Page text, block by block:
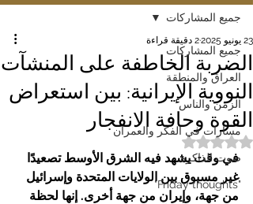
جميع المشاركات
العراق والمنطقة
الزمن والناس
مسارات في الفكر والعمران
صوت الذاكرة
"Friday thoughts"
جميع المشاركات
الضربة الخاطفة على المنشآت
النووية الإيرانية: بين استعراض
القوة وحافة الانفجار
23 يونيو 2025 2 دقيقة قراءة
تم التقييم بـ ليس رقمًا من أصل 5 نجوم.
في وقت يشهد فيه الشرق الأوسط تصعيدًا
غير مسبوق بين الولايات المتحدة وإسرائيل
من جهة، وإيران من جهة أخرى. إنها لحظة